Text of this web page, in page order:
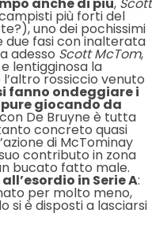
più forti del
uno dei pochissimi
due fasi con inalterata
adesso Scott McTom,
lentigginosa la
rossiccio venuto
fanno ondeggiare i
giocando da
De Bruyne è tutta
concreto quasi
di McTominay
contributo in zona
bucato fatto male.
in Serie A:
per molto meno,
si è disposti a lasciarsi